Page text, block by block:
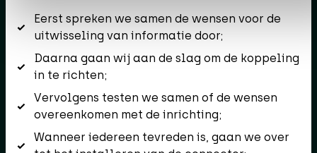
Eerst spreken we samen de wensen voor de
uitwisseling van informatie door;
Daarna gaan wij aan de slag om de koppeling
in te richten;
Vervolgens testen we samen of de wensen
overeenkomen met de inrichting;
Wanneer iedereen tevreden is, gaan we over